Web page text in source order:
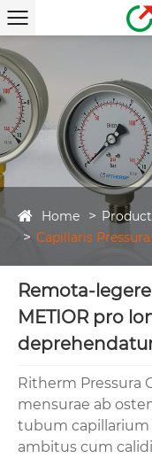
Home
Capillaris
Remota-
METIOR pro
Ritherm Pressura
mensurae ab
tubum capillarium
ambitus cum